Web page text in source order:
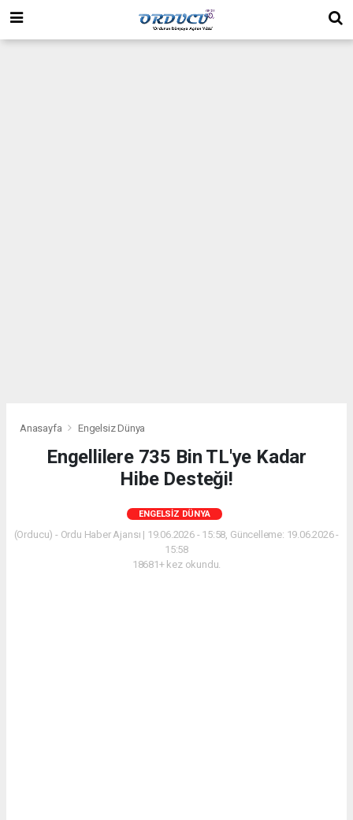
Anasayfa Engelsiz Dünya
Engellilere 735 Bin TL'ye Kadar
Hibe Desteği!
ENGELSIZ DÜNYA
(Orducu) - Ordu Haber Ajansı | 19.06.2026 - 15:58, Güncelleme: 19.06.2026 -
15:58
18681+ kez okundu.